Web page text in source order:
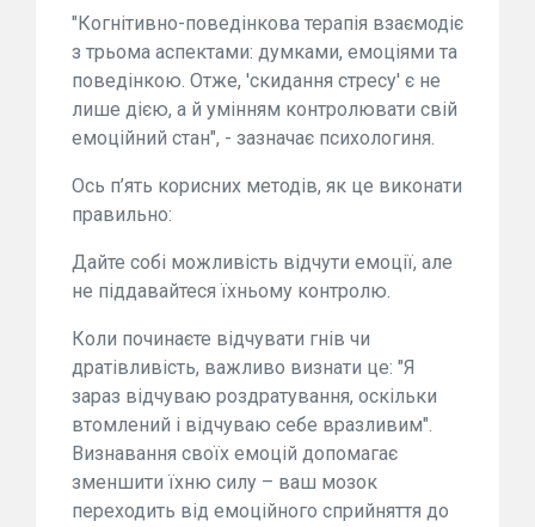
"Когнітивно-поведінкова терапія взаємодіє
з трьома аспектами: думками, емоціями та
поведінкою. Отже, 'скидання стресу' є не
лише дією, а й умінням контролювати свій
емоційний стан", - зазначає психологиня.
Ось п’ять корисних методів, як це виконати
правильно:
Дайте собі можливість відчути емоції, але
не піддавайтеся їхньому контролю.
Коли починаєте відчувати гнів чи
дратівливість, важливо визнати це: "Я
зараз відчуваю роздратування, оскільки
втомлений і відчуваю себе вразливим".
Визнавання своїх емоцій допомагає
зменшити їхню силу – ваш мозок
переходить від емоційного сприйняття до